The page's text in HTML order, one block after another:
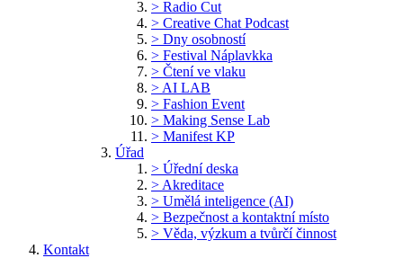
> Radio Cut
> Creative Chat Podcast
> Dny osobností
> Festival Náplavkka
> Čtení ve vlaku
> AI LAB
> Fashion Event
> Making Sense Lab
> Manifest KP
Úřad
> Úřední deska
> Akreditace
> Umělá inteligence (AI)
> Bezpečnost a kontaktní místo
> Věda, výzkum a tvůrčí činnost
Kontakt